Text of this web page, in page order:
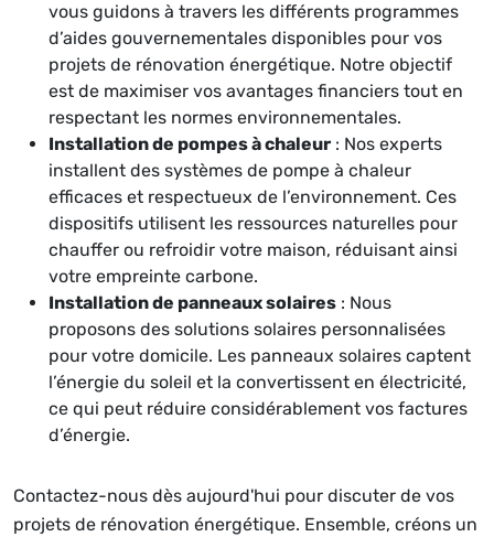
vous guidons à travers les différents programmes
d’aides gouvernementales disponibles pour vos
projets de rénovation énergétique. Notre objectif
est de maximiser vos avantages financiers tout en
respectant les normes environnementales.
Installation de pompes à chaleur : Nos experts
installent des systèmes de pompe à chaleur
efficaces et respectueux de l’environnement. Ces
dispositifs utilisent les ressources naturelles pour
chauffer ou refroidir votre maison, réduisant ainsi
votre empreinte carbone.
Installation de panneaux solaires : Nous
proposons des solutions solaires personnalisées
pour votre domicile. Les panneaux solaires captent
l’énergie du soleil et la convertissent en électricité,
ce qui peut réduire considérablement vos factures
d’énergie.
Contactez-nous dès aujourd'hui pour discuter de vos
projets de rénovation énergétique. Ensemble, créons un